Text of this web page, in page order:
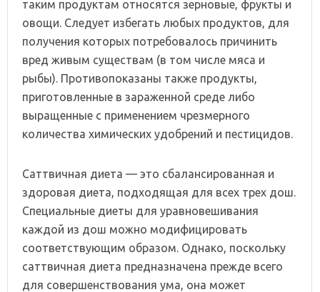
таким продуктам относятся зерновые, фрукты и
овощи. Следует избегать любых продуктов, для
получения которых потребовалось причинить
вред живым существам (в том числе мяса и
рыбы). Противопоказаны также продукты,
приготовленные в зараженной среде либо
выращенные с применением чрезмерного
количества химических удобрений и пестицидов.
Саттвичная диета — это сбалансированная и
здоровая диета, подходящая для всех трех дош.
Специальные диеты для уравновешивания
каждой из дош можно модифицировать
соответствующим образом. Однако, поскольку
саттвичная диета предназначена прежде всего
для совершенствования ума, она может